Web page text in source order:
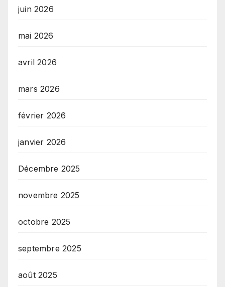
juin 2026
mai 2026
avril 2026
mars 2026
février 2026
janvier 2026
Décembre 2025
novembre 2025
octobre 2025
septembre 2025
août 2025